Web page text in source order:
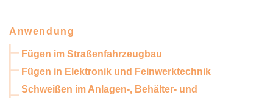
Anwendung
Fügen im Straßenfahrzeugbau
Fügen in Elektronik und Feinwerktechnik
Schweißen im Anlagen-, Behälter- und